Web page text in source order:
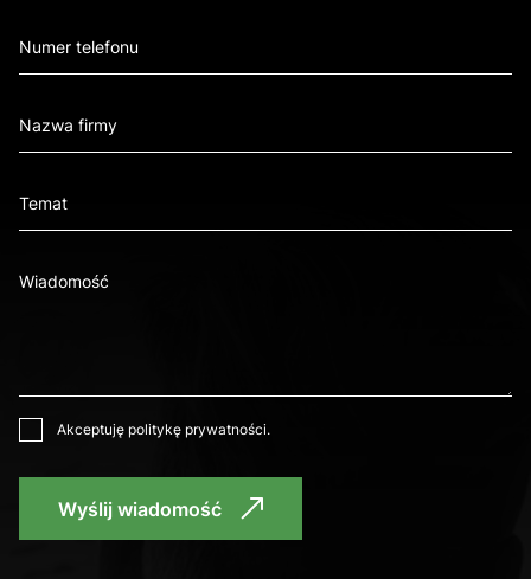
Akceptuję politykę prywatności.
Wyślij wiadomość